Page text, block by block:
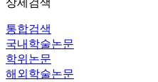
상세검색
통합검색
국내학술논문
학위논문
해외학술논문